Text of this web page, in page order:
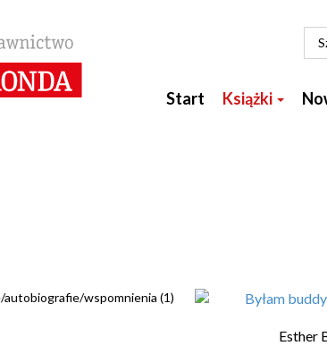
Start Książki
autobiografie/wspomnienia (1)
Esther